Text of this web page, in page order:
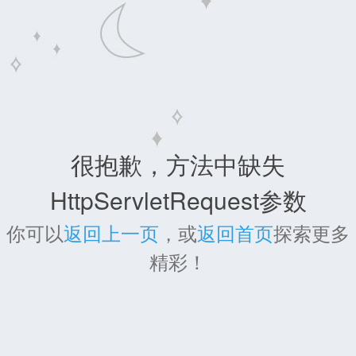
很抱歉，方法中缺失
HttpServletRequest参数
你可以返回上一页 ，或返回首页探索更多
精彩！